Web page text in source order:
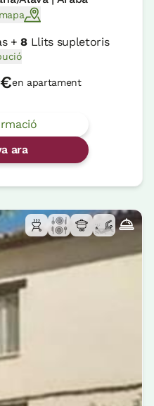
+8Llits supletoris
en apartament
ara